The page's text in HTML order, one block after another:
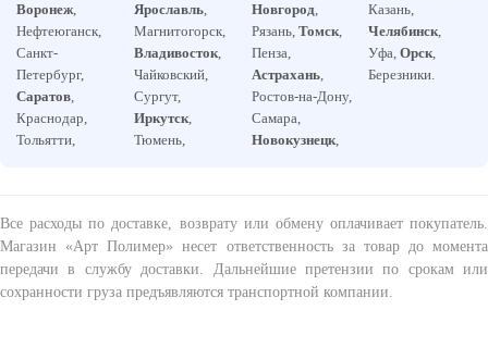
Воронеж,
Нефтеюганск,
Санкт-
Петербург,
Саратов,
Краснодар,
Тольятти,
Ярославль,
Магнитогорск,
Владивосток,
Чайковский,
Сургут,
Иркутск,
Тюмень,
Новгород,
Рязань, Томск,
Пенза,
Астрахань,
Ростов-на-Дону,
Самара,
Новокузнецк,
Казань,
Челябинск,
Уфа,Орск,
Березники.
Все расходы по доставке, возврату или обмену оплачивает покупатель.
Магазин «Арт Полимер» несет ответственность за товар до момента
передачи в службу доставки. Дальнейшие претензии по срокам или
сохранности груза предъявляются транспортной компании.